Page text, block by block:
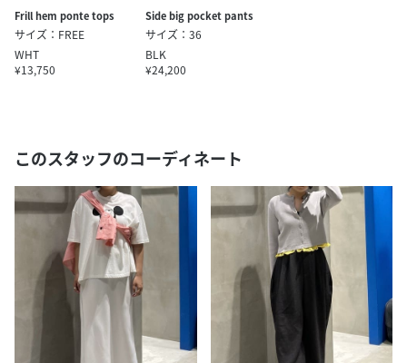
Frill hem ponte tops
サイズ：FREE
WHT
¥13,750
Side big pocket pants
サイズ：36
BLK
¥24,200
このスタッフのコーディネート